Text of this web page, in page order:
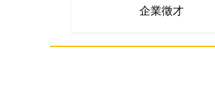
企業徵才